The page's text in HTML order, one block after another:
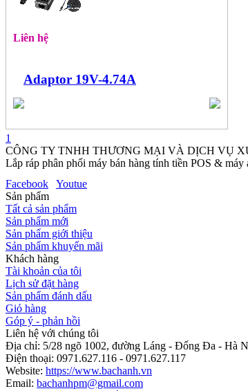
Liên hệ
Adaptor 19V-4.74A
1
CÔNG TY TNHH THƯƠNG MẠI VÀ DỊCH VỤ
Lắp ráp phân phối máy bán hàng tính tiền POS &
Facebook
Youtue
Sản phẩm
Tất cả sản phẩm
Sản phẩm mới
Sản phẩm giới thiệu
Sản phẩm khuyến mãi
Khách hàng
Tài khoản của tôi
Lịch sử đặt hàng
Sản phẩm đánh dấu
Giỏ hàng
Góp ý - phản hồi
Liên hệ với chúng tôi
Địa chỉ: 5/28 ngõ 1002, đường Láng - Đống Đa - Hà
Điện thoại: 0971.627.116 - 0971.627.117
Website: https://www.bachanh.vn
Email: bachanhpm@gmail.com